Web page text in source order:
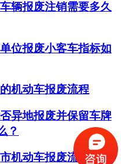
辆报废注销需要多久
位报废小客车指标如
机动车报废流程
异地报废并保留车牌
？
机动车报废流程